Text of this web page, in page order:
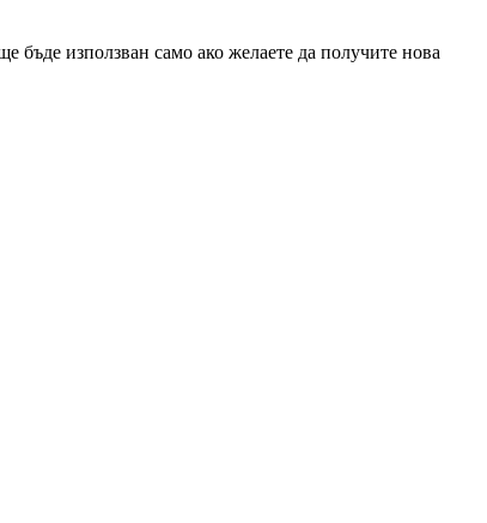
използван само ако желаете да получите нова